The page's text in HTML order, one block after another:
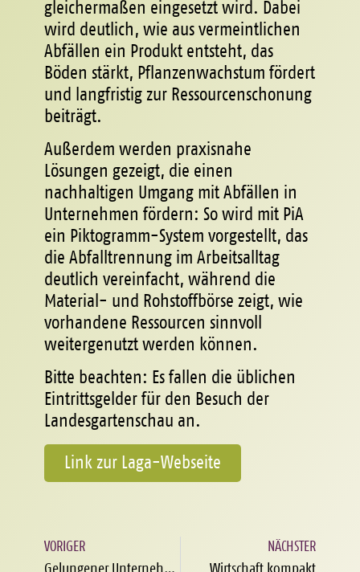
gleichermaßen eingesetzt wird. Dabei
wird deutlich, wie aus vermeintlichen
Abfällen ein Produkt entsteht, das
Böden stärkt, Pflanzenwachstum fördert
und langfristig zur Ressourcenschonung
beiträgt.
Außerdem werden praxisnahe
Lösungen gezeigt, die einen
nachhaltigen Umgang mit Abfällen in
Unternehmen fördern: So wird mit PiA
ein Piktogramm-System vorgestellt, das
die Abfalltrennung im Arbeitsalltag
deutlich vereinfacht, während die
Material- und Rohstoffbörse zeigt, wie
vorhandene Ressourcen sinnvoll
weitergenutzt werden können.
Bitte beachten: Es fallen die üblichen
Eintrittsgelder für den Besuch der
Landesgartenschau an.
Link zur Laga-Webseite
VORIGER NÄCHSTER